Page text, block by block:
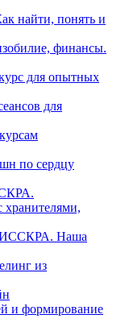
найти, понять и
финансы.
для опытных
для
по сердцу
хранителями,
Наша
из
и формирование